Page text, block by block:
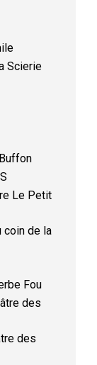
Scierie
Le Petit
coin de la
Fou
des
des